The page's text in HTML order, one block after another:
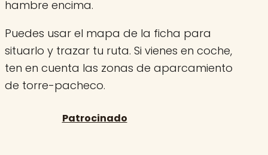
hambre encima.
Puedes usar el mapa de la ficha para
situarlo y trazar tu ruta. Si vienes en coche,
ten en cuenta las zonas de aparcamiento
de torre-pacheco.